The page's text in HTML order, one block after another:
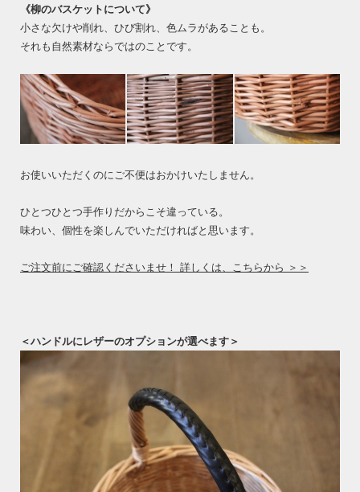
《柳のバスケットについて》
小さな欠けや削れ、ひび割れ、色ムラがあることも。
それも自然素材ならではのことです。
お使いいただくのにご不便はおかけいたしません。
ひとつひとつ手作りだからこそ違っている。
味わい、個性を楽しんでいただければと思います。
ご注文前にご確認くださいませ！ 詳しくは、こちらから ＞＞
＜ハンドルにレザーのオプションが選べます＞